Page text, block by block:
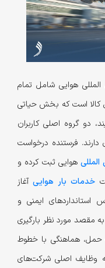
هوایی شامل تمام
کالا است که بخش حیاتی
دو گروه اصلی کاربران
فرستنده درخواست
هوایی ثبت کرده و
خدمات بار هواییآغاز
ایمنی و
مقصد مورد نظر بارگیری
حمل، هماهنگی با خطوط
وظایف اصلی شرکت‌های